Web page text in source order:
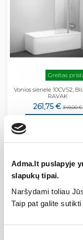
Adma.lt puslapyje
slapukų tipai.
Naršydami toliau
Taip pat galite
Greitas
Vonios sienelė 10CVS2,
RAVAK
261,75 € 349,00 €